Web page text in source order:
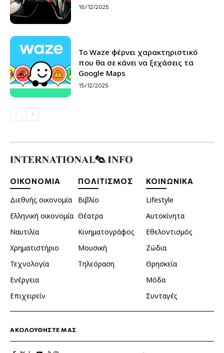
16/12/2025
Το Waze φέρνει χαρακτηριστικό
που θα σε κάνει να ξεχάσεις τα
Google Maps
15/12/2025
ΟΙΚΟΝΟΜΙΑ
Διεθνής οικονομία
Ελληνική οικονομία
Ναυτιλία
Χρηματιστήριο
Τεχνολογία
Ενέργεια
Επιχειρείν
ΠΟΛΙΤΙΣΜΟΣ
Βιβλίο
Θέατρα
Κινηματογράφος
Μουσική
Τηλεόραση
ΚΟΙΝΩΝΙΚΑ
Lifestyle
Αυτοκίνητα
Εθελοντισμός
Ζώδια
Θρησκεία
Μόδα
Συνταγές
ΑΚΟΛΟΥΘΗΣΤΕ ΜΑΣ